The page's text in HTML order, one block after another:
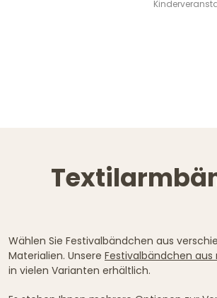
Wählen Sie Festivalbändchen aus
Materialien. Unsere Festivalbändchen aus
in vielen Varianten erhältlich.